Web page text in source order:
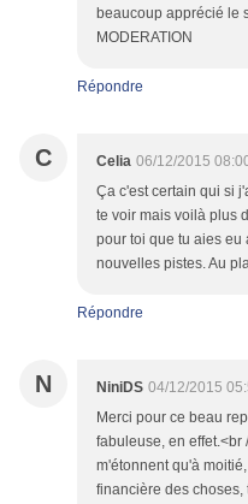
beaucoup apprécié le
MODERATION
Répondre
C Celia 06/12/2015
Ça c'est certain qui si
te voir mais voilà plus
pour toi que tu aies eu
nouvelles pistes. Au
Répondre
N NiniDS 04/12/2015
Merci pour ce beau
fabuleuse, en effet.<br
m'étonnent qu'à
financière des choses,